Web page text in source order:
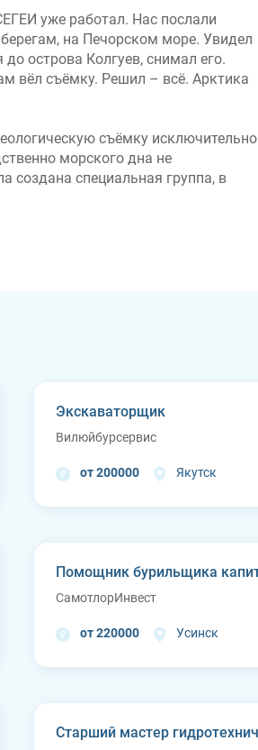
уже работал. Нас послали
на Печорском море. Увидел
острова Колгуев, снимал его.
вёл съёмку. Решил – всё. Арктика
съёмку исключительно
морского дна не
создана специальная группа, в
Экскаваторщик
Вилюйбурсервис
от 200000 Якутск
СамотлорИнвест
от 220000 Усинск